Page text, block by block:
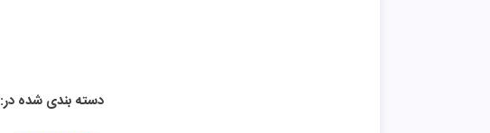
دسته بندی شده در: